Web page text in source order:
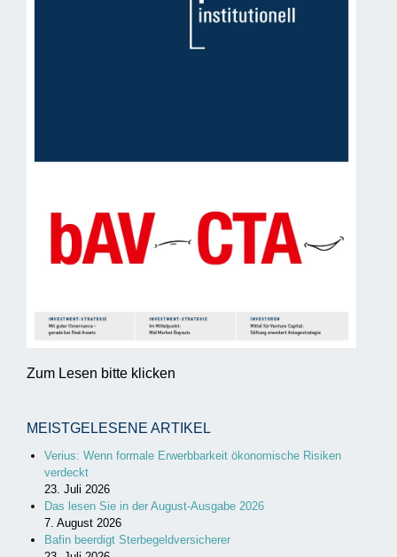
Zum Lesen bitte klicken
MEISTGELESENE ARTIKEL
Verius: Wenn formale Erwerbbarkeit ökonomische Risiken
verdeckt
23. Juli 2026
Das lesen Sie in der August-Ausgabe 2026
7. August 2026
Bafin beerdigt Sterbegeldversicherer